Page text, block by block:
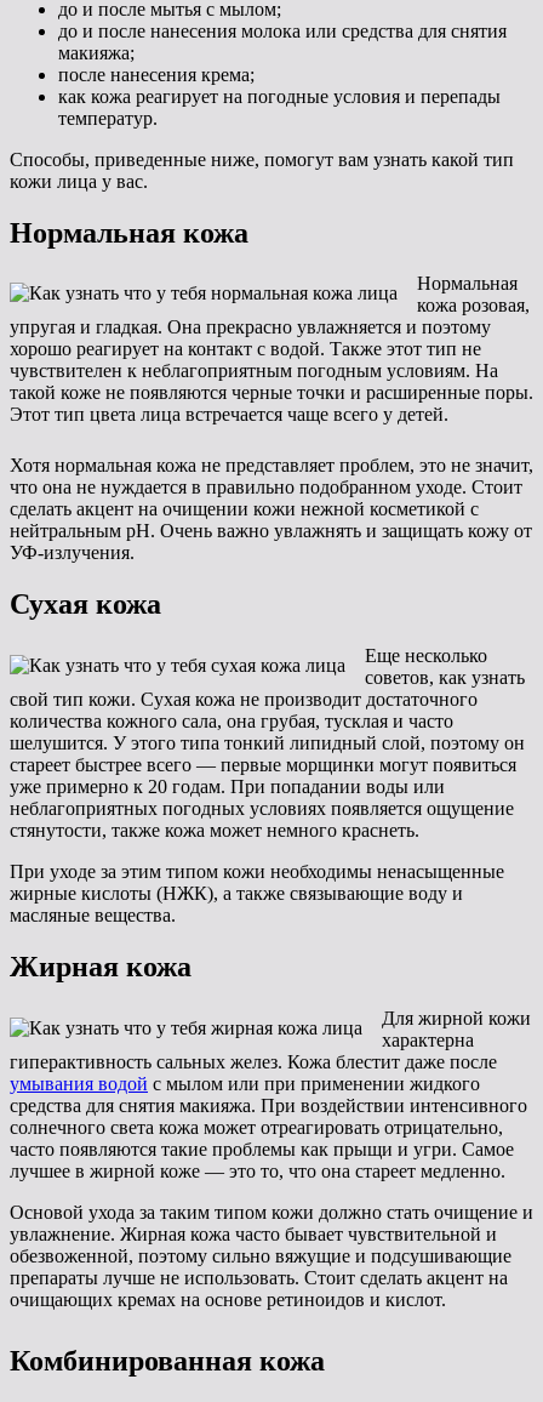
до и после мытья с мылом;
до и после нанесения молока или средства для снятия
макияжа;
после нанесения крема;
как кожа реагирует на погодные условия и перепады
температур.
Способы, приведенные ниже, помогут вам узнать какой тип
кожи лица у вас.
Нормальная кожа
Нормальная
кожа розовая,
упругая и гладкая. Она прекрасно увлажняется и поэтому
хорошо реагирует на контакт с водой. Также этот тип не
чувствителен к неблагоприятным погодным условиям. На
такой коже не появляются черные точки и расширенные поры.
Этот тип цвета лица встречается чаще всего у детей.
Хотя нормальная кожа не представляет проблем, это не значит,
что она не нуждается в правильно подобранном уходе. Стоит
сделать акцент на очищении кожи нежной косметикой с
нейтральным pH. Очень важно увлажнять и защищать кожу от
УФ-излучения.
Сухая кожа
Еще несколько
советов, как узнать
свой тип кожи. Сухая кожа не производит достаточного
количества кожного сала, она грубая, тусклая и часто
шелушится. У этого типа тонкий липидный слой, поэтому он
стареет быстрее всего — первые морщинки могут появиться
уже примерно к 20 годам. При попадании воды или
неблагоприятных погодных условиях появляется ощущение
стянутости, также кожа может немного краснеть.
При уходе за этим типом кожи необходимы ненасыщенные
жирные кислоты (НЖК), а также связывающие воду и
масляные вещества.
Жирная кожа
Для жирной кожи
характерна
гиперактивность сальных желез. Кожа блестит даже после
умывания водой с мылом или при применении жидкого
средства для снятия макияжа. При воздействии интенсивного
солнечного света кожа может отреагировать отрицательно,
часто появляются такие проблемы как прыщи и угри. Самое
лучшее в жирной коже — это то, что она стареет медленно.
Основой ухода за таким типом кожи должно стать очищение и
увлажнение. Жирная кожа часто бывает чувствительной и
обезвоженной, поэтому сильно вяжущие и подсушивающие
препараты лучше не использовать. Стоит сделать акцент на
очищающих кремах на основе ретиноидов и кислот.
Комбинированная кожа